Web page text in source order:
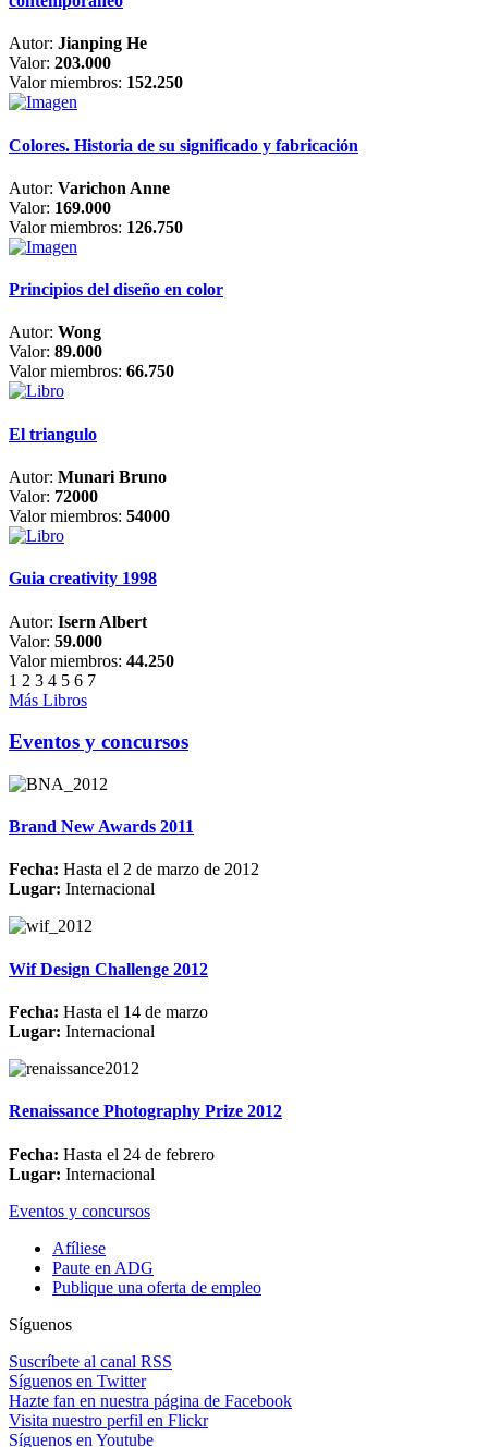
Autor: Jianping He
Valor: 203.000
Valor miembros: 152.250
Colores. Historia de su significado y fabricación
Autor: Varichon Anne
Valor: 169.000
Valor miembros: 126.750
Principios del diseño en color
Autor: Wong
Valor: 89.000
Valor miembros: 66.750
El triangulo
Autor: Munari Bruno
Valor: 72000
Valor miembros: 54000
Guia creativity 1998
Autor: Isern Albert
Valor: 59.000
Valor miembros: 44.250
1 2 3 4 5 6 7
Más Libros
Eventos y concursos
Brand New Awards 2011
Fecha: Hasta el 2 de marzo de 2012
Lugar: Internacional
Wif Design Challenge 2012
Fecha: Hasta el 14 de marzo
Lugar: Internacional
Renaissance Photography Prize 2012
Fecha: Hasta el 24 de febrero
Lugar: Internacional
Eventos y concursos
Afíliese
Paute en ADG
Publique una oferta de empleo
Síguenos
Suscríbete al canal RSS
Síguenos en Twitter
Hazte fan en nuestra página de Facebook
Visita nuestro perfil en Flickr
Síguenos en Youtube